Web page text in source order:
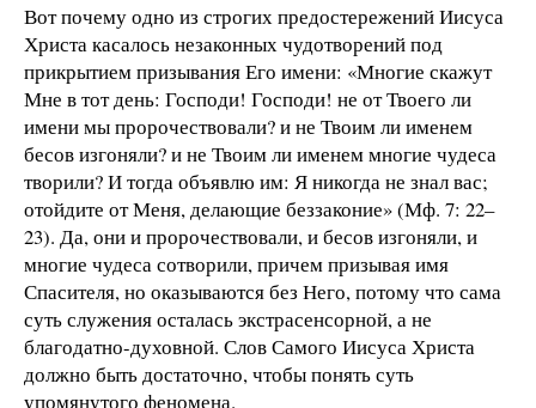
Вот почему одно из строгих предостережений Иисуса
Христа касалось незаконных чудотворений под
прикрытием призывания Его имени: «Многие скажут
Мне в тот день: Господи! Господи! не от Твоего ли
имени мы пророчествовали? и не Твоим ли именем
бесов изгоняли? и не Твоим ли именем многие чудеса
творили? И тогда объявлю им: Я никогда не знал вас;
отойдите от Меня, делающие беззаконие» (Мф. 7: 22–
23). Да, они и пророчествовали, и бесов изгоняли, и
многие чудеса сотворили, причем призывая имя
Спасителя, но оказываются без Него, потому что сама
суть служения осталась экстрасенсорной, а не
благодатно-духовной. Слов Самого Иисуса Христа
должно быть достаточно, чтобы понять суть
упомянутого феномена.